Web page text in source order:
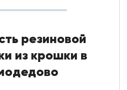
резиновой
из крошки в